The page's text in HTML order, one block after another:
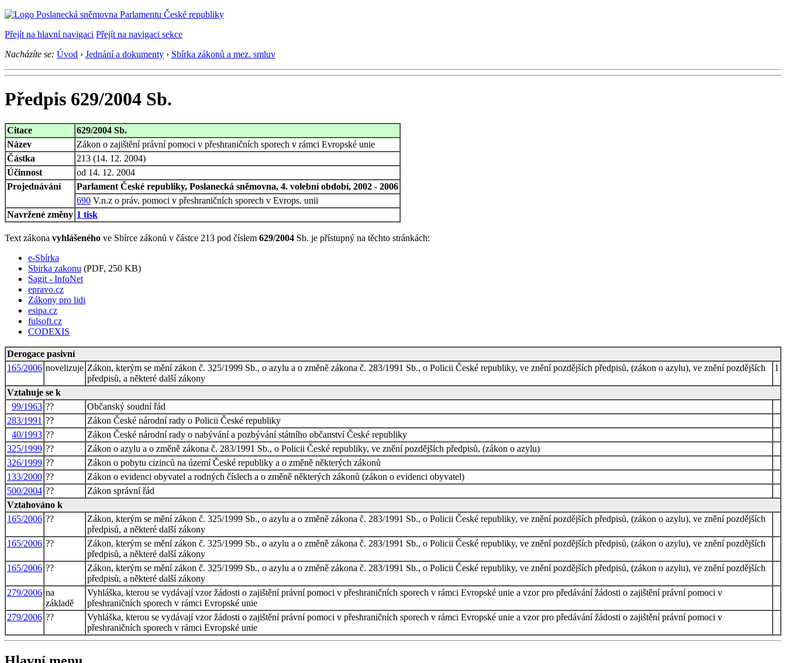
Přejít na hlavní navigaci Přejít na navigaci sekce
Nacházíte se: Úvod › Jednání a dokumenty › Sbírka zákonů a mez. smluv
Předpis 629/2004 Sb.
Citace
629/2004 Sb.
Název
Zákon o zajištění právní pomoci v přeshraničních sporech v rámci Evropské unie
Částka
213 (14. 12. 2004)
Účinnost
od 14. 12. 2004
Projednávání
Parlament České republiky, Poslanecká sněmovna, 4. volební období, 2002 - 2006
690 V.n.z o práv. pomoci v přeshraničních sporech v Evrops. unii
Navržené změny 1 tisk
Text zákona vyhlášeného ve Sbírce zákonů v částce 213 pod číslem 629/2004 Sb. je přístupný na těchto stránkách:
e-Sbírka
Sbirka zakonu (PDF, 250 KB)
Sagit - InfoNet
epravo.cz
Zákony pro lidi
esipa.cz
fulsoft.cz
CODEXIS
Derogace pasivní
165/2006 novelizuje Zákon, kterým se mění zákon č. 325/1999 Sb., o azylu a o změně zákona č. 283/1991 Sb., o Policii České republiky, ve znění pozdějších předpisů, (zákon o azylu), ve znění pozdějších
předpisů, a některé další zákony
1
Vztahuje se k
99/1963 ??
Občanský soudní řád
283/1991 ??
Zákon České národní rady o Policii České republiky
40/1993 ??
Zákon České národní rady o nabývání a pozbývání státního občanství České republiky
325/1999 ??
Zákon o azylu a o změně zákona č. 283/1991 Sb., o Policii České republiky, ve znění pozdějších předpisů, (zákon o azylu)
326/1999 ??
Zákon o pobytu cizinců na území České republiky a o změně některých zákonů
133/2000 ??
Zákon o evidenci obyvatel a rodných číslech a o změně některých zákonů (zákon o evidenci obyvatel)
500/2004 ??
Zákon správní řád
Vztahováno k
165/2006 ??
Zákon, kterým se mění zákon č. 325/1999 Sb., o azylu a o změně zákona č. 283/1991 Sb., o Policii České republiky, ve znění pozdějších předpisů, (zákon o azylu), ve znění pozdějších
předpisů, a některé další zákony
165/2006 ??
Zákon, kterým se mění zákon č. 325/1999 Sb., o azylu a o změně zákona č. 283/1991 Sb., o Policii České republiky, ve znění pozdějších předpisů, (zákon o azylu), ve znění pozdějších
předpisů, a některé další zákony
165/2006 ??
Zákon, kterým se mění zákon č. 325/1999 Sb., o azylu a o změně zákona č. 283/1991 Sb., o Policii České republiky, ve znění pozdějších předpisů, (zákon o azylu), ve znění pozdějších
předpisů, a některé další zákony
279/2006 na
základě
Vyhláška, kterou se vydávají vzor žádosti o zajištění právní pomoci v přeshraničních sporech v rámci Evropské unie a vzor pro předávání žádosti o zajištění právní pomoci v
přeshraničních sporech v rámci Evropské unie
279/2006 ??
Vyhláška, kterou se vydávají vzor žádosti o zajištění právní pomoci v přeshraničních sporech v rámci Evropské unie a vzor pro předávání žádosti o zajištění právní pomoci v
přeshraničních sporech v rámci Evropské unie